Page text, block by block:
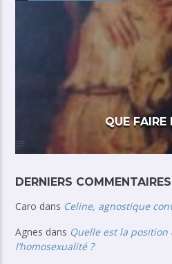
QUE FAIRE
DERNIERS COMMENTAIRES
Caro dans Celine, agnostique
Agnes dans Quelle est la position
l’homosexualité ?